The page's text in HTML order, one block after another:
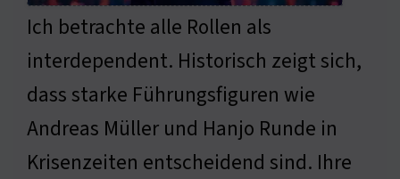
Ich betrachte alle Rollen als
interdependent. Historisch zeigt sich,
dass starke Führungsfiguren wie
Andreas Müller und Hanjo Runde in
Krisenzeiten entscheidend sind. Ihre